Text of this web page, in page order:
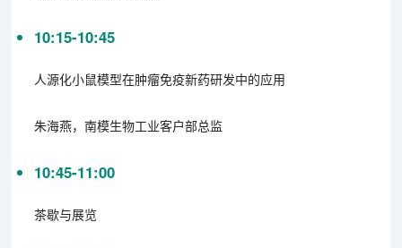
10:15-10:45
人源化小鼠模型在肿瘤免疫新药研发中的应用
朱海燕，南模生物工业客户部总监
10:45-11:00
茶歇与展览